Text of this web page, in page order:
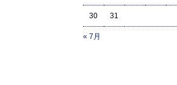
« 7月
30 31